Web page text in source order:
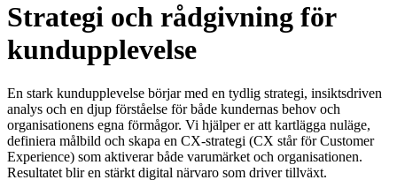
Strategi och rådgivning för
kundupplevelse
En stark kundupplevelse börjar med en tydlig strategi, insiktsdriven
analys och en djup förståelse för både kundernas behov och
organisationens egna förmågor. Vi hjälper er att kartlägga nuläge,
definiera målbild och skapa en CX-strategi (CX står för Customer
Experience) som aktiverar både varumärket och organisationen.
Resultatet blir en stärkt digital närvaro som driver tillväxt.